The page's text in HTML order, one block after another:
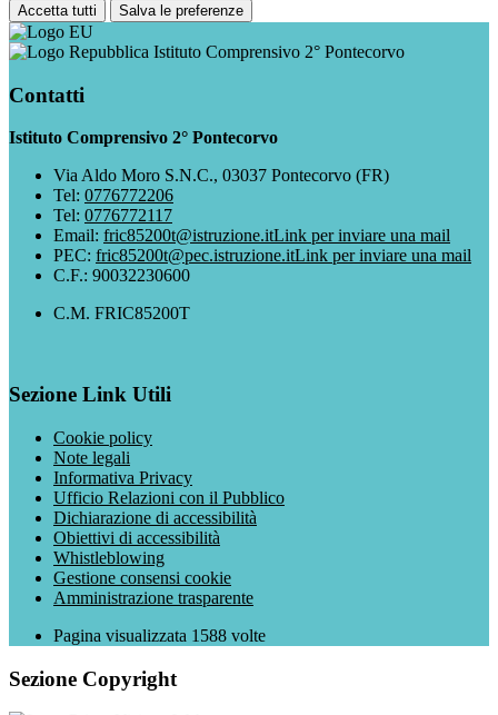
Accetta tutti Salva le preferenze
Istituto Comprensivo 2° Pontecorvo
Contatti
Istituto Comprensivo 2° Pontecorvo
Via Aldo Moro S.N.C., 03037 Pontecorvo (FR)
Tel: 0776772206
Tel: 0776772117
Email: fric85200t@istruzione.itLink per inviare una mail
PEC: fric85200t@pec.istruzione.itLink per inviare una mail
C.F.: 90032230600
C.M. FRIC85200T
Sezione Link Utili
Cookie policy
Note legali
Informativa Privacy
Ufficio Relazioni con il Pubblico
Dichiarazione di accessibilità
Obiettivi di accessibilità
Whistleblowing
Gestione consensi cookie
Amministrazione trasparente
Pagina visualizzata 1588 volte
Sezione Copyright